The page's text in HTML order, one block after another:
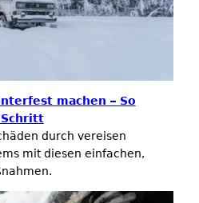
machen – So
durch vereisen
mit diesen einfachen,